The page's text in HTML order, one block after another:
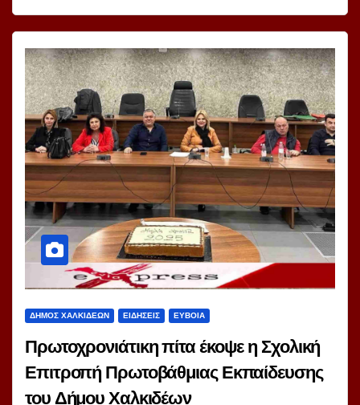
ΔΗΜΟΣ ΧΑΛΚΙΔΕΩΝ ΕΙΔΗΣΕΙΣ ΕΥΒΟΙΑ
Πρωτοχρονιάτικη πίτα έκοψε η Σχολική
Επιτροπή Πρωτοβάθμιας Εκπαίδευσης
του Δήμου Χαλκιδέων